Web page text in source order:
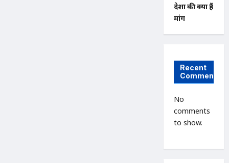
देशों की क्या हैं
मांगें
Recent
Comments
No
comments
to show.